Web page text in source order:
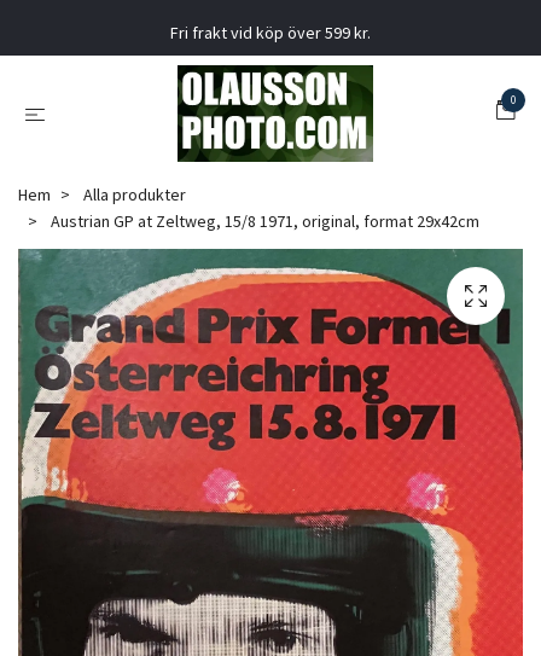
Fri frakt vid köp över 599 kr.
0
Hem
Alla produkter
Austrian GP at Zeltweg, 15/8 1971, original, format 29x42cm